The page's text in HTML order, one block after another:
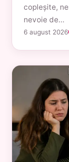
copleșite,
nevoie de…
6 august 2026